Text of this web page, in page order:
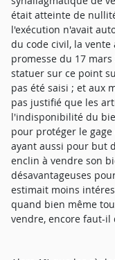
était atteinte de
l'exécution n'avait
du code civil, la
promesse du 17
statuer sur ce point
pas été saisi ; et aux
pas justifié que les
l'indisponibilité du
pour protéger le
ayant aussi pour but
enclin à vendre son
désavantageuses
estimait moins
quand bien même
vendre, encore faut-il